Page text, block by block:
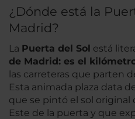
¿Dónde está la
Madrid?
La Puerta del Sol está
de Madrid: es el
las carreteras que parten
Esta animada plaza data
que se pintó el sol original
Este de la puerta y que